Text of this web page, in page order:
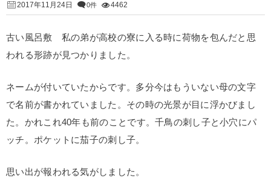
2017年11月24日 0件 4462
古い風呂敷 私の弟が高校の寮に入る時に荷物を包んだと思
われる形跡が見つかりました。
ネームが付いていたからです。多分今はもういない母の文字
で名前が書かれていました。その時の光景が目に浮かびまし
た。かれこれ40年も前のことです。千鳥の刺し子と小穴にパ
ッチ。ポケットに茄子の刺し子。
思い出が報われる気がしました。